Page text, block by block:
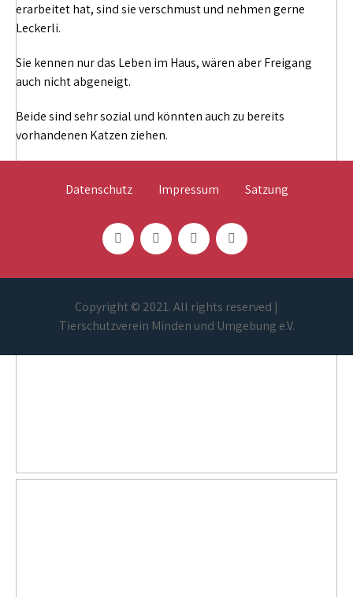
erarbeitet hat, sind sie verschmust und nehmen gerne
Leckerli.
Sie kennen nur das Leben im Haus, wären aber Freigang
auch nicht abgeneigt.
Beide sind sehr sozial und könnten auch zu bereits
vorhandenen Katzen ziehen.
Datenschutz Impressum Satzung
Copyright © 2021. All rights reserved |
Tierschutzverein Minden und Umgebung e.V.